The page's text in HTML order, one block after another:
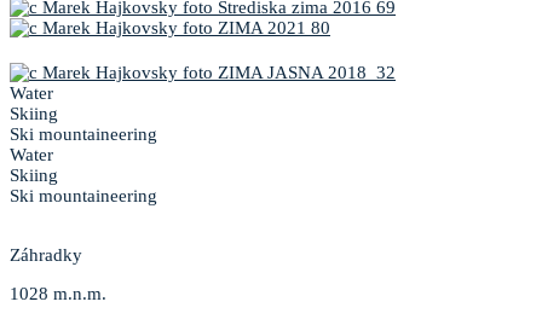
Water
Skiing
Ski mountaineering
Water
Skiing
Ski mountaineering
Záhradky
1028 m.n.m.